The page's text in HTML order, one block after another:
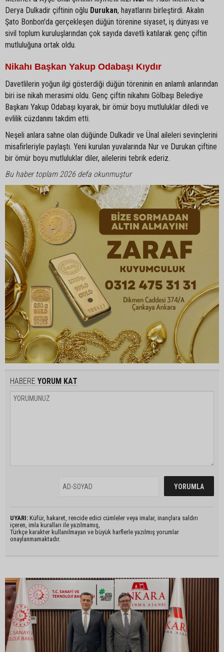
Derya Dulkadir çiftinin oğlu Durukan, hayatlarını birleştirdi. Akalın
Şato Bonbon'da gerçekleşen düğün törenine siyaset, iş dünyası ve
sivil toplum kuruluşlarından çok sayıda davetli katılarak genç çiftin
mutluluğuna ortak oldu.
Nikahı Başkan Yakup Odabaşı Kıydır
Davetlilerin yoğun ilgi gösterdiği düğün töreninin en anlamlı anlarından
biri ise nikah merasimi oldu. Genç çiftin nikahını Gölbaşı Belediye
Başkanı Yakup Odabaşı kıyarak, bir ömür boyu mutluluklar diledi ve
evlilik cüzdanını takdim etti.
Neşeli anlara sahne olan düğünde Dulkadir ve Ünal aileleri sevinçlerini
misafirleriyle paylaştı. Yeni kurulan yuvalarında Nur ve Durukan çiftine
bir ömür boyu mutluluklar diler, ailelerini tebrik ederiz.
Bu haber toplam 2026 defa okunmuştur
HABERE YORUM KAT
UYARI: Küfür, hakaret, rencide edici cümleler veya imalar, inançlara saldırı
içeren, imla kuralları ile yazılmamış,
Türkçe karakter kullanılmayan ve büyük harflerle yazılmış yorumlar
onaylanmamaktadır.